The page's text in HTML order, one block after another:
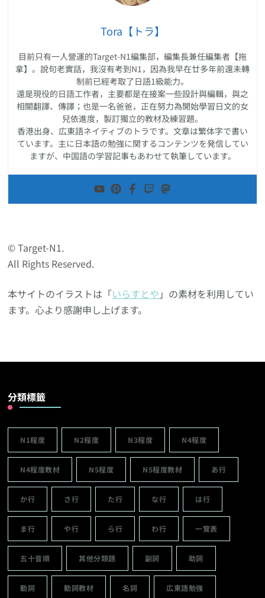
Tora【トラ】
目前只有一人營運的Target-N1編集部，編集長兼任編集者【拖
拿】。說句老實話，我沒有考到N1，因為我早在廿多年前還未轉
制前已經考取了日語1級能力。
還是現役的日語工作者，主要都是在接案一些設計與編輯，與之
相關翻譯、傳譯；也是一名爸爸，正在努力為開始學習日文的女
兒依進度，製訂獨立的教材及練習題。
香港出身、広東語ネイティブのトラです。文章は繁体字で書い
ています。主に日本語の勉強に関するコンテンツを発信してい
ますが、中国語の学習記事もあわせて執筆しています。
© Target-N1.
All Rights Reserved.
本サイトのイラストは「いらすとや 」の素材を利用してい
ます。心より感謝申し上げます。
分類標籤
N1程度 N2程度 N3程度 N4程度
N4程度教材 N5程度 N5程度教材 あ行
か行 さ行 た行 な行 は行
ま行 や行 ら行 わ行 一覽表
五十音順 其他分類題 副詞 助詞
動詞 動詞教材 名詞 広東語勉強